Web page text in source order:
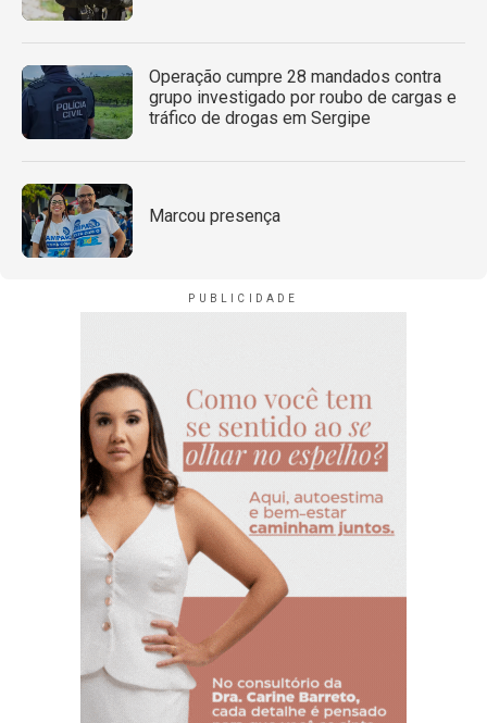
Operação cumpre 28 mandados contra
grupo investigado por roubo de cargas e
tráfico de drogas em Sergipe
Marcou presença